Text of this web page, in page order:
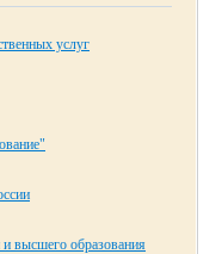
услуг
высшего образования